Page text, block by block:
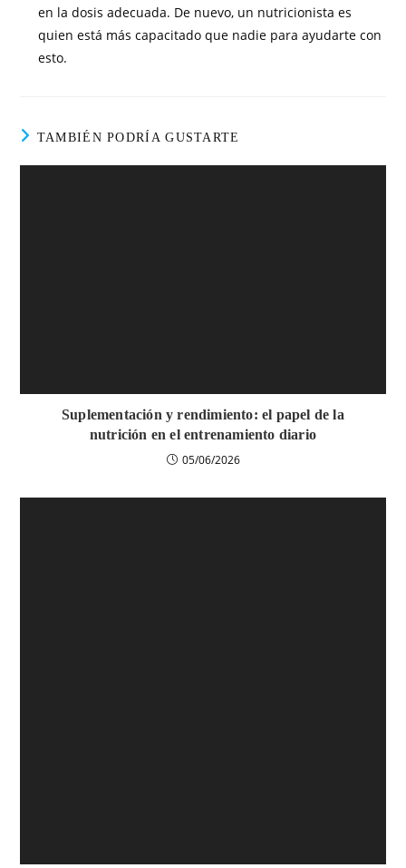
en la dosis adecuada. De nuevo, un nutricionista es
quien está más capacitado que nadie para ayudarte con
esto.
TAMBIÉN PODRÍA GUSTARTE
Suplementación y rendimiento: el papel de la
nutrición en el entrenamiento diario
05/06/2026